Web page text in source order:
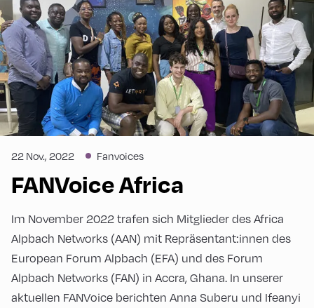
22 Nov., 2022 Fanvoices
FANVoice Africa
Im November 2022 trafen sich Mitglieder des Africa
Alpbach Networks (AAN) mit Repräsentant:innen des
European Forum Alpbach (EFA) und des Forum
Alpbach Networks (FAN) in Accra, Ghana. In unserer
aktuellen FANVoice berichten Anna Suberu und Ifeanyi